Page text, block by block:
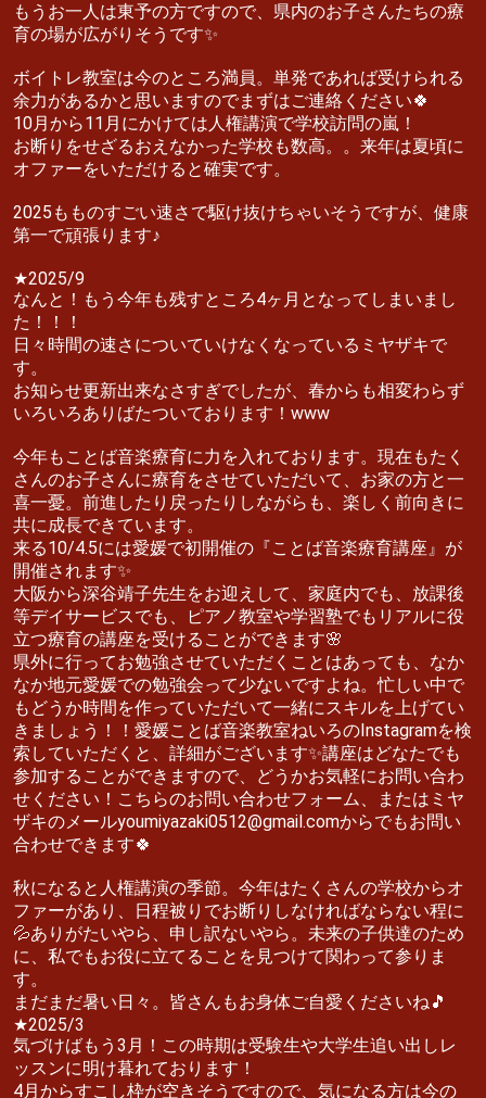
もうお一人は東予の方ですので、県内のお子さんたちの療
育の場が広がりそうです✨
ボイトレ教室は今のところ満員。単発であれば受けられる
余力があるかと思いますのでまずはご連絡ください🍀
10月から11月にかけては人権講演で学校訪問の嵐！
お断りをせざるおえなかった学校も数高。。来年は夏頃に
オファーをいただけると確実です。
2025もものすごい速さで駆け抜けちゃいそうですが、健康
第一で頑張ります♪
★2025/9
なんと！もう今年も残すところ4ヶ月となってしまいまし
た！！！
日々時間の速さについていけなくなっているミヤザキで
す。
お知らせ更新出来なさすぎでしたが、春からも相変わらず
いろいろありばたついております！www
今年もことば音楽療育に力を入れております。現在もたく
さんのお子さんに療育をさせていただいて、お家の方と一
喜一憂。前進したり戻ったりしながらも、楽しく前向きに
共に成長できています。
来る10/4.5には愛媛で初開催の『ことば音楽療育講座』が
開催されます✨
大阪から深谷靖子先生をお迎えして、家庭内でも、放課後
等デイサービスでも、ピアノ教室や学習塾でもリアルに役
立つ療育の講座を受けることができます🌸
県外に行ってお勉強させていただくことはあっても、なか
なか地元愛媛での勉強会って少ないですよね。忙しい中で
もどうか時間を作っていただいて一緒にスキルを上げてい
きましょう！！愛媛ことば音楽教室ねいろのInstagramを検
索していただくと、詳細がございます✨講座はどなたでも
参加することができますので、どうかお気軽にお問い合わ
せください！こちらのお問い合わせフォーム、またはミヤ
ザキのメールyoumiyazaki0512@gmail.comからでもお問い
合わせできます🍀
秋になると人権講演の季節。今年はたくさんの学校からオ
ファーがあり、日程被りでお断りしなければならない程に
💦ありがたいやら、申し訳ないやら。未来の子供達のため
に、私でもお役に立てることを見つけて関わって参りま
す。
まだまだ暑い日々。皆さんもお身体ご自愛くださいね🎵
★2025/3
気づけばもう3月！この時期は受験生や大学生追い出しレ
ッスンに明け暮れております！
4月からすこし枠が空きそうですので、気になる方は今の